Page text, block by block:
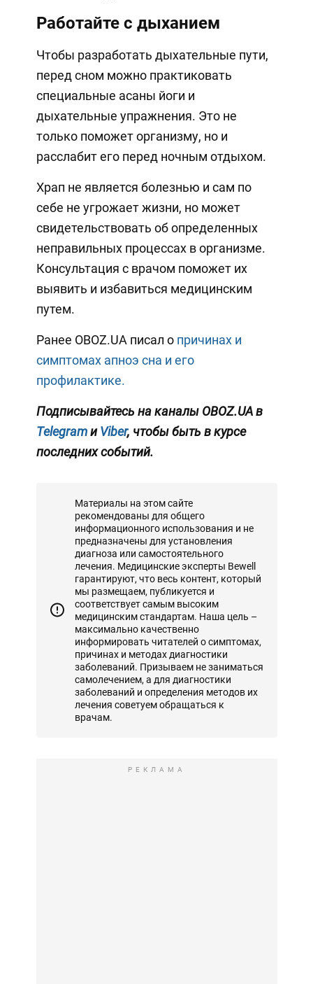
Работайте с дыханием
Чтобы разработать дыхательные пути,
перед сном можно практиковать
специальные асаны йоги и
дыхательные упражнения. Это не
только поможет организму, но и
расслабит его перед ночным отдыхом.
Храп не является болезнью и сам по
себе не угрожает жизни, но может
свидетельствовать об определенных
неправильных процессах в организме.
Консультация с врачом поможет их
выявить и избавиться медицинским
путем.
Ранее OBOZ.UA писал о причинах и
симптомах апноэ сна и его
профилактике.
Подписывайтесь на каналы OBOZ.UA в
TelegramиViber, чтобы быть в курсе
последних событий.
Материалы на этом сайте
рекомендованы для общего
информационного использования и не
предназначены для установления
диагноза или самостоятельного
лечения. Медицинские эксперты Bewell
гарантируют, что весь контент, который
мы размещаем, публикуется и
соответствует самым высоким
медицинским стандартам. Наша цель –
максимально качественно
информировать читателей о симптомах,
причинах и методах диагностики
заболеваний. Призываем не заниматься
самолечением, а для диагностики
заболеваний и определения методов их
лечения советуем обращаться к
врачам.
РЕКЛАМА